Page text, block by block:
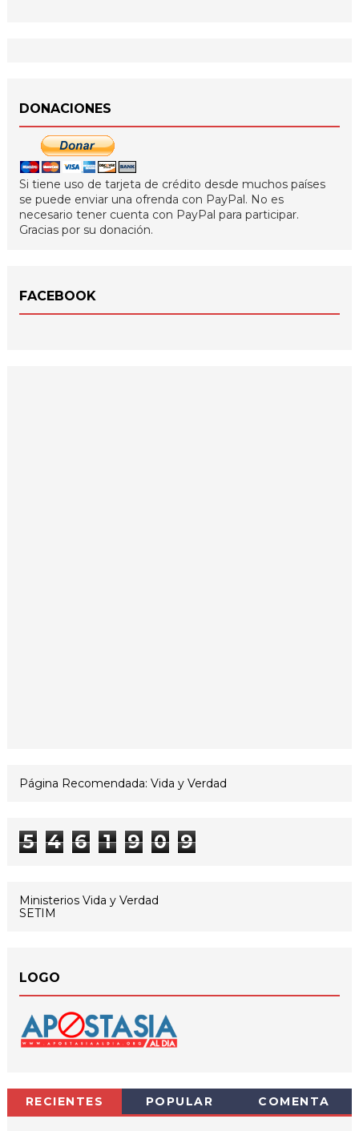
DONACIONES
Si tiene uso de tarjeta de crédito desde muchos países
se puede enviar una ofrenda con PayPal. No es
necesario tener cuenta con PayPal para participar.
Gracias por su donación.
FACEBOOK
Página Recomendada: Vida y Verdad
5 4 6 1 9 0 9
Ministerios Vida y Verdad
SETIM
LOGO
RECIENTES POPULAR COMENTA